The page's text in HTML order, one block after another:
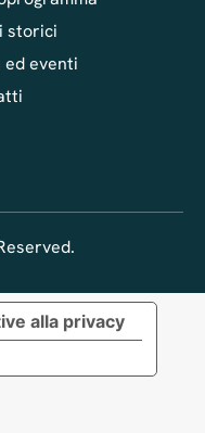
storici
ed eventi
alla privacy